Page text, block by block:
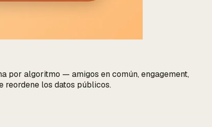
por algoritmo — amigos en común, engagement,
reordene los datos públicos.